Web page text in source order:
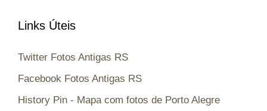
Links Úteis
Twitter Fotos Antigas RS
Facebook Fotos Antigas RS
History Pin - Mapa com fotos de Porto Alegre